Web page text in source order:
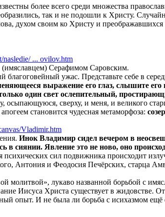
более всего среди множества
так и не подошли к Христу.
духом своим ко Христу и преображавшихся
... ovilov.htm
(имяславцем) Серафимом Саровским.
ужас. Представьте себе в
выражение его глаз, слышите его
один свет ослепительный,
сверху, и меня, и великого
становится чудесная метаморфоза:
Vladimir.htm
Инок Владимир сидел вечером в
сиянии. Явление это не ново, оно
сил подвижника происходит
Антония и Феодосия Печёрских, старца
молитвой», лукаво названной борьбой с
Иисуса Христа существует в жидовстве.
опыт. И не была ли борьба с исихазмом